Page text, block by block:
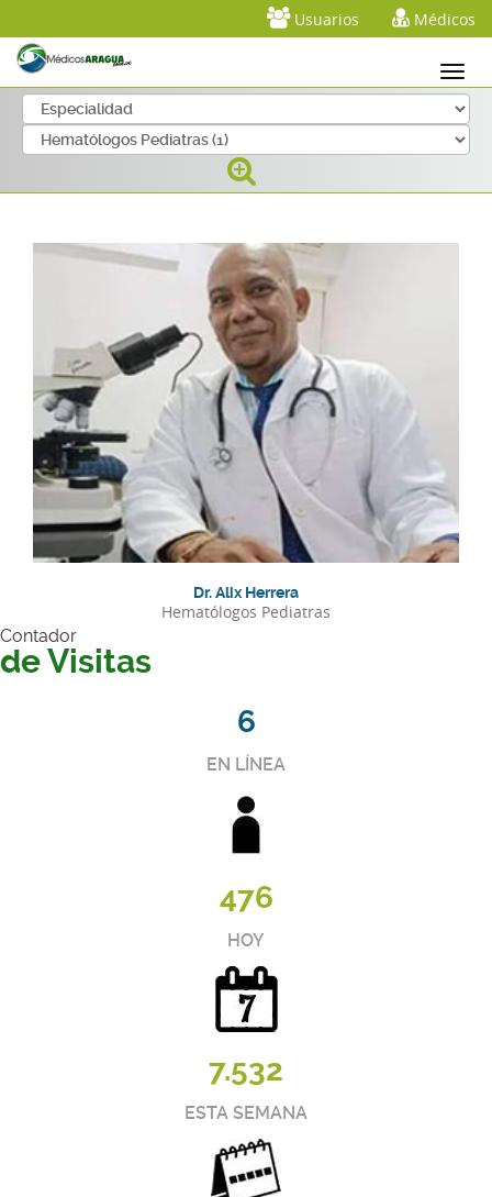
Médicos
Usuarios
Telefonos:
Dr. Alix Herrera
Hematólogos Pediatras
Contador
de Visitas
6
EN LÍNEA
476
HOY
7.532
ESTA SEMANA